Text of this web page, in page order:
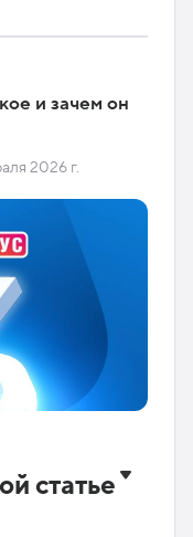
и зачем он
2026 г.
статье